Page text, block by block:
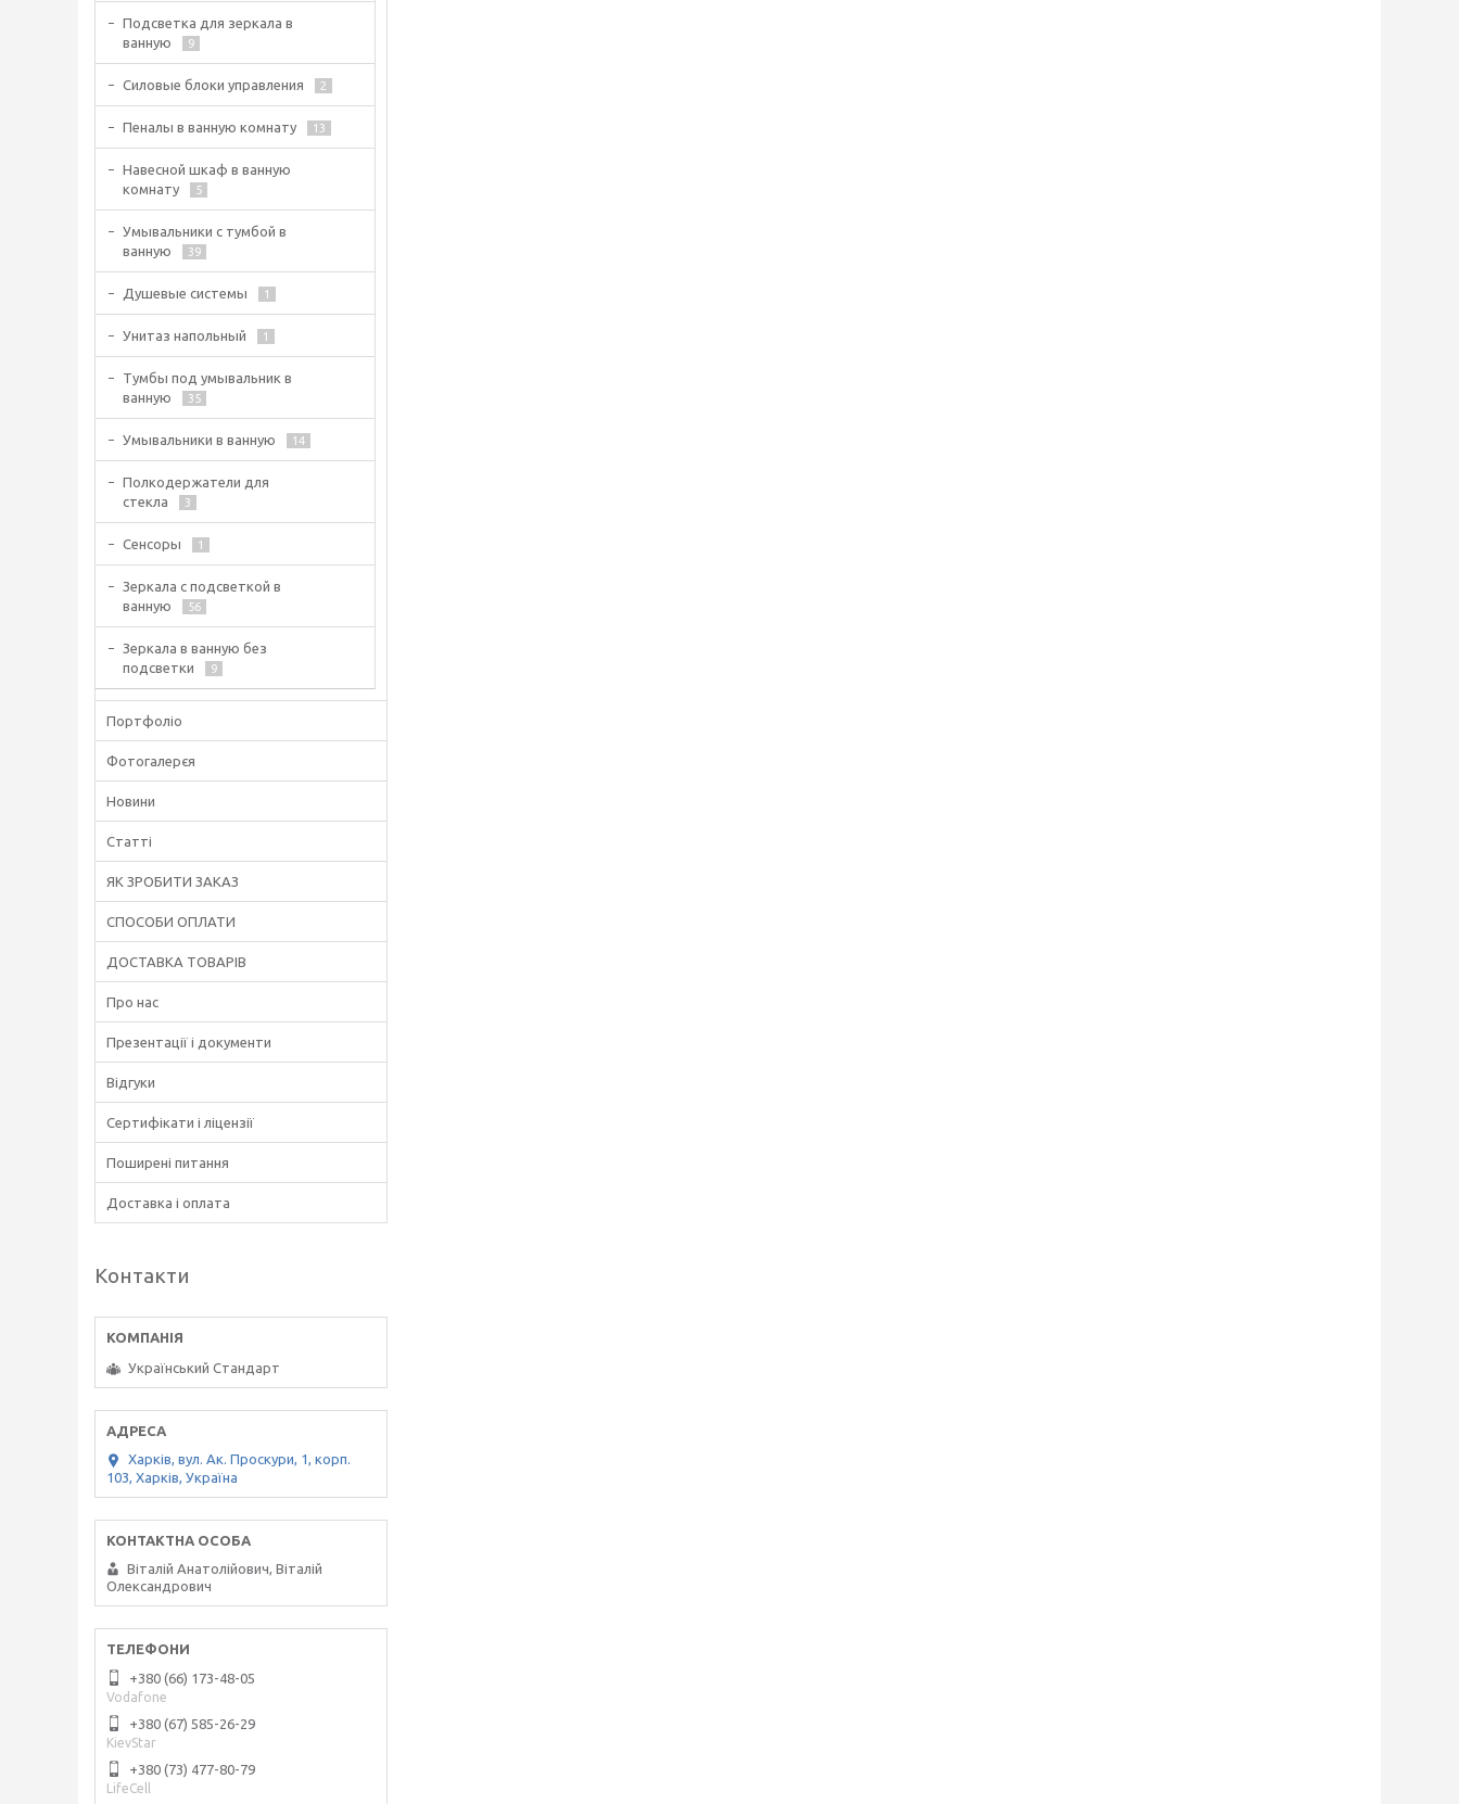
Подсветка для зеркала в
ванную
9
Силовые блоки управления 2
Пеналы в ванную комнату 13
Навесной шкаф в ванную
комнату
5
Умывальники с тумбой в
ванную
39
Душевые системы 1
Унитаз напольный 1
Тумбы под умывальник в
ванную
35
Умывальники в ванную 14
Полкодержатели для
стекла
3
Сенсоры 1
Зеркала с подсветкой в
ванную
56
Зеркала в ванную без
подсветки
9
Портфоліо
Фотогалерєя
Новини
Статті
ЯК ЗРОБИТИ ЗАКАЗ
СПОСОБИ ОПЛАТИ
ДОСТАВКА ТОВАРІВ
Про нас
Презентації і документи
Відгуки
Сертифікати і ліцензії
Поширені питання
Доставка і оплата
Контакти
Український Стандарт
Харків, вул. Ак. Проскури, 1, корп.
103, Харків, Україна
Віталій Анатолійович, Віталій
Олександрович
+380 (66) 173-48-05
Vodafone
+380 (67) 585-26-29
KievStar
+380 (73) 477-80-79
LifeCell